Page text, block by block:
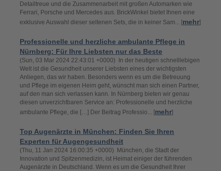
Detailtreue und die Zusammenarbeit mit großen Automarken wie
Ferrari, Porsche und Mercedes aus. BrickWinkel bietet Ihnen eine
exklusive Auswahl dieser seltenen Sets, die in keiner Sam... [mehr]
Professionelle und herzliche ambulante Pflege in
Nürnberg: Für Ihre Liebsten nur das Beste
(Sun, 03 Mar 2024 22:43:01 +0000) In der heutigen schnelllebigen
Welt ist die Gesundheit unserer Liebsten eines der wichtigsten
Anliegen, das wir haben. Besonders wenn es um die Betreuung
und Pflege im eigenen Heim geht, wünscht man sich einen Partner,
auf den man sich verlassen kann. In Nürnberg bieten wir genau
diesen unverzichtbaren Service an: Professionelle und herzliche
ambulante Pflege, die […] Der Beitrag Professio... [mehr]
Top Augenärzte in München: Finden Sie Ihren
Experten für Augengesundheit
(Thu, 11 Jan 2024 16:00:35 +0000) München, die Stadt der
Innovation und Spitzenmedizin, ist Heimat einiger der führenden
Augenärzte in Deutschland. Wenn es um die Gesundheit Ihrer